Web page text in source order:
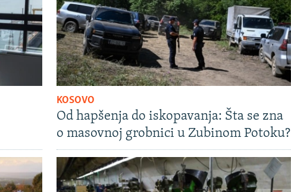
KOSOVO
Od hapšenja do iskopavanja: Šta se zna
o masovnoj grobnici u Zubinom Potoku?